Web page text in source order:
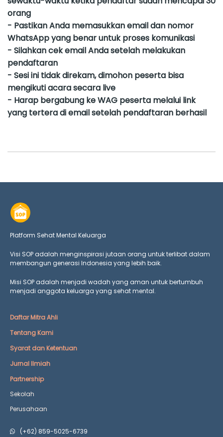
orang
- Pastikan Anda memasukkan email dan nomor
WhatsApp yang benar untuk proses komunikasi
- Silahkan cek email Anda setelah melakukan
pendaftaran
- Sesi ini tidak direkam, dimohon peserta bisa
mengikuti acara secara live
- Harap bergabung ke WAG peserta melalui link
yang tertera di email setelah pendaftaran berhasil
Platform Sehat Mental Keluarga
Visi SOP adalah menginspirasi jutaan orang untuk terlibat dalam
membangun generasi Indonesia yang lebih baik.
Misi SOP adalah menjadi wadah yang aman untuk bertumbuh
menjadi anggota keluarga yang sehat mental.
Daftar Mitra Ahli
Tentang Kami
Syarat dan Ketentuan
Jurnal Ilmiah
Partnership
Sekolah
Perusahaan
(+62) 859-5025-6739